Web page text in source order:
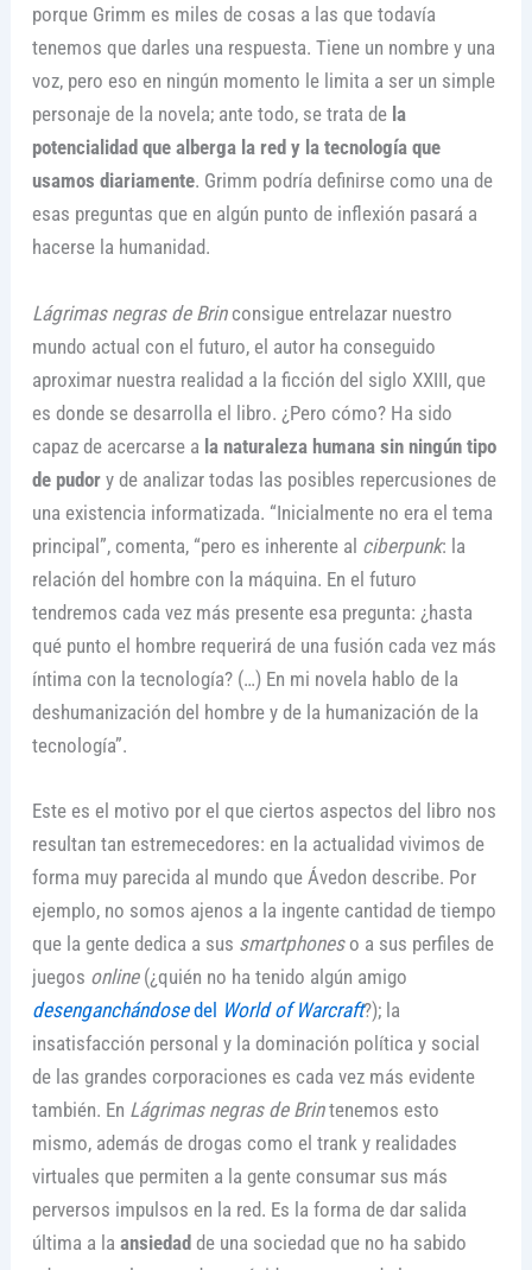
porque Grimm es miles de cosas a las que todavía
tenemos que darles una respuesta. Tiene un nombre y una
voz, pero eso en ningún momento le limita a ser un simple
personaje de la novela; ante todo, se trata dela
potencialidad que alberga la red y la tecnología que
usamos diariamente. Grimm podría definirse como una de
esas preguntas que en algún punto de inflexión pasará a
hacerse la humanidad.
Lágrimas negras de Brinconsigue entrelazar nuestro
mundo actual con el futuro, el autor ha conseguido
aproximar nuestra realidad a la ficción del siglo XXIII, que
es donde se desarrolla el libro. ¿Pero cómo? Ha sido
capaz de acercarse a la naturaleza humana sin ningún tipo
de pudory de analizar todas las posibles repercusiones de
una existencia informatizada. “Inicialmente no era el tema
principal”, comenta, “pero es inherente al ciberpunk: la
relación del hombre con la máquina. En el futuro
tendremos cada vez más presente esa pregunta: ¿hasta
qué punto el hombre requerirá de una fusión cada vez más
íntima con la tecnología? (…) En mi novela hablo de la
deshumanización del hombre y de la humanización de la
tecnología”.
Este es el motivo por el que ciertos aspectos del libro nos
resultan tan estremecedores: en la actualidad vivimos de
forma muy parecida al mundo que Ávedon describe. Por
ejemplo, no somos ajenos a la ingente cantidad de tiempo
que la gente dedica a sus smartphoneso a sus perfiles de
juegos online (¿quién no ha tenido algún amigo
desenganchándosedel World of Warcraft?); la
insatisfacción personal y la dominación política y social
de las grandes corporaciones es cada vez más evidente
también. En Lágrimas negras de Brintenemos esto
mismo, además de drogas como el trank y realidades
virtuales que permiten a la gente consumar sus más
perversos impulsos en la red. Es la forma de dar salida
última a la ansiedad de una sociedad que no ha sabido